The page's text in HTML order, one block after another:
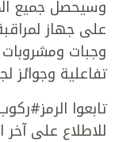
وسيحصل جميع
وجبات
تفاعلية وجوائز
تابعوا
للاطلاع على